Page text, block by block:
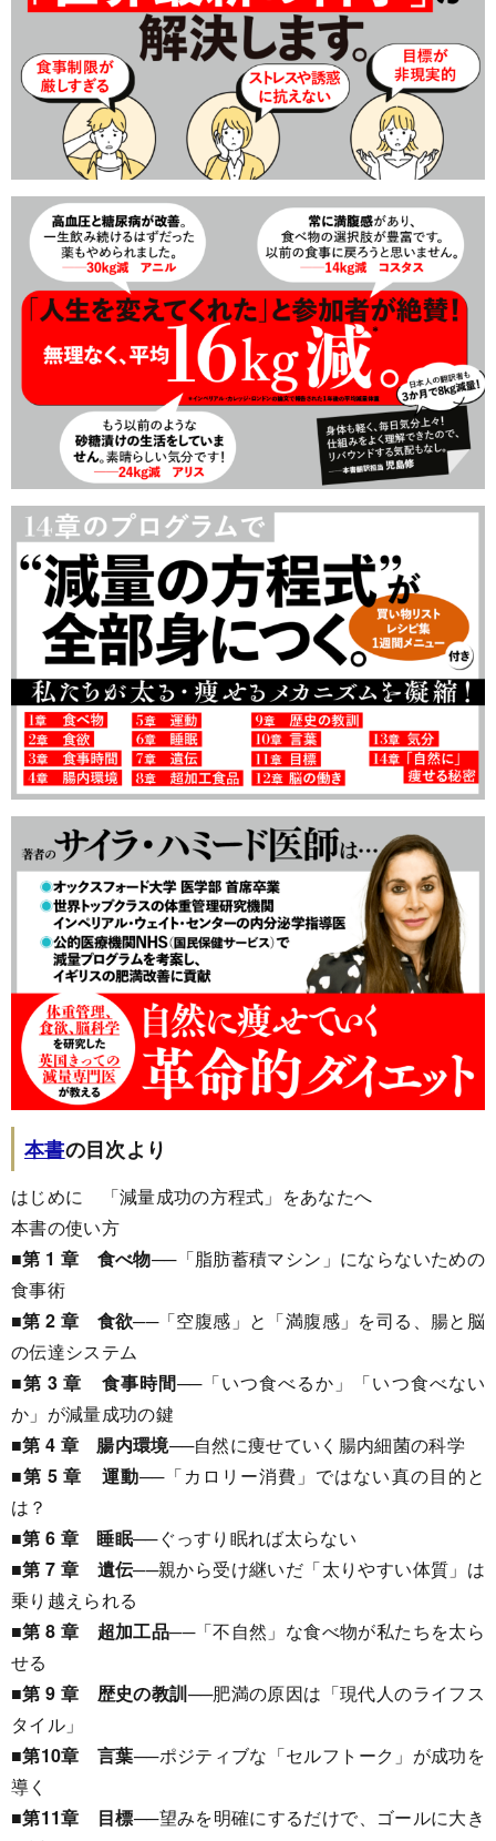
本書の目次より
はじめに 「減量成功の方程式」をあなたへ
本書の使い方
■第 1 章 食べ物──「脂肪蓄積マシン」にならないための
食事術
■第 2 章 食欲──「空腹感」と「満腹感」を司る、腸と脳
の伝達システム
■第 3 章 食事時間──「いつ食べるか」「いつ食べない
か」が減量成功の鍵
■第 4 章 腸内環境──自然に痩せていく腸内細菌の科学
■第 5 章 運動──「カロリー消費」ではない真の目的と
は？
■第 6 章 睡眠──ぐっすり眠れば太らない
■第 7 章 遺伝──親から受け継いだ「太りやすい体質」は
乗り越えられる
■第 8 章 超加工品──「不自然」な食べ物が私たちを太ら
せる
■第 9 章 歴史の教訓──肥満の原因は「現代人のライフス
タイル」
■第10章 言葉──ポジティブな「セルフトーク」が成功を
導く
■第11章 目標──望みを明確にするだけで、ゴールに大き